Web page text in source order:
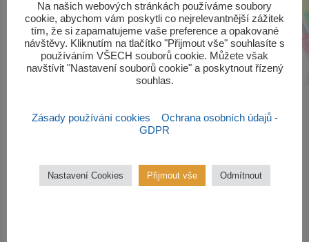
Zájmové kroužky
‎Na našich webových stránkách používáme soubory
cookie, abychom vám poskytli co nejrelevantnější zážitek
tím, že si zapamatujeme vaše preference a opakované
návštěvy. Kliknutím na tlačítko "Přijmout vše" souhlasíte s
používáním VŠECH souborů cookie. Můžete však
navštívit "Nastavení souborů cookie" a poskytnout řízený
souhlas.‎
Zásady používání cookies
Ochrana osobních údajů -
GDPR
Nastavení Cookies Přijmout vše Odmítnout